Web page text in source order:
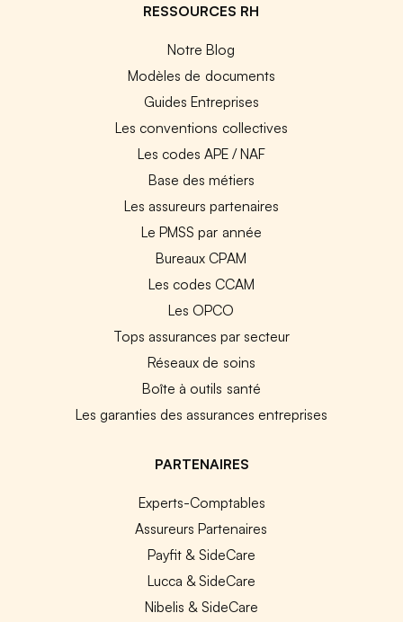
RESSOURCES RH
Notre Blog
Modèles de documents
Guides Entreprises
Les conventions collectives
Les codes APE / NAF
Base des métiers
Les assureurs partenaires
Le PMSS par année
Bureaux CPAM
Les codes CCAM
Les OPCO
Tops assurances par secteur
Réseaux de soins
Boîte à outils santé
Les garanties des assurances entreprises
PARTENAIRES
Experts-Comptables
Assureurs Partenaires
Payfit & SideCare
Lucca & SideCare
Nibelis & SideCare